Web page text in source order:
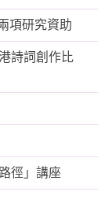
項研究資助
詩詞創作比
徑」講座